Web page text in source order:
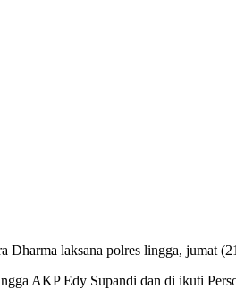
Dharma laksana polres lingga, jumat
AKP Edy Supandi dan di ikuti